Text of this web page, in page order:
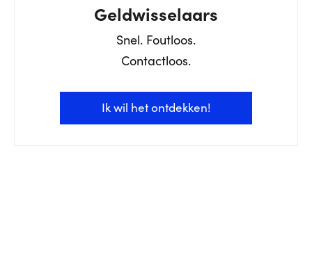
Geldwisselaars
Snel. Foutloos.
Contactloos.
Ik wil het ontdekken!